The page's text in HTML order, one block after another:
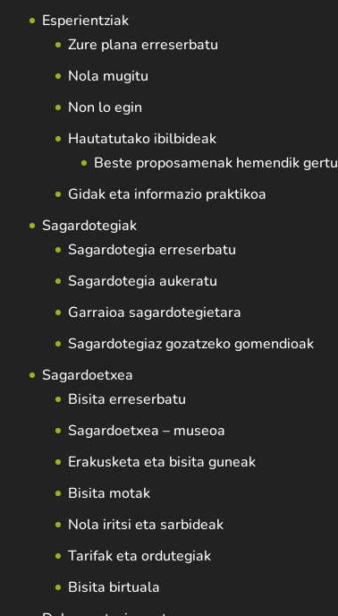
Esperientziak
Zure plana erreserbatu
Nola mugitu
Non lo egin
Hautatutako ibilbideak
Beste proposamenak hemendik gertu
Gidak eta informazio praktikoa
Sagardotegiak
Sagardotegia erreserbatu
Sagardotegia aukeratu
Garraioa sagardotegietara
Sagardotegiaz gozatzeko gomendioak
Sagardoetxea
Bisita erreserbatu
Sagardoetxea – museoa
Erakusketa eta bisita guneak
Bisita motak
Nola iritsi eta sarbideak
Tarifak eta ordutegiak
Bisita birtuala